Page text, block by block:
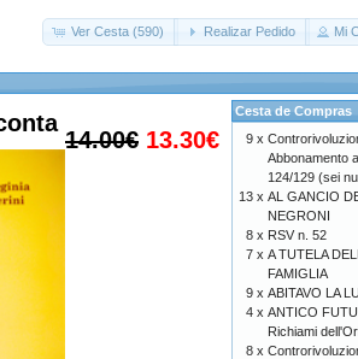
Ver Cesta (590) Realizar Pedido Mi
14.00€ 13.30€
Cesta de Compras
9 x
Abbonamento
124/129 (sei
13 x AL GANCIO
NEGRONI
8 x RSV n. 52
7 x A TUTELA
FAMIGLIA
9 x ABITAVO LA
4 x ANTICO
Richiami
8 x